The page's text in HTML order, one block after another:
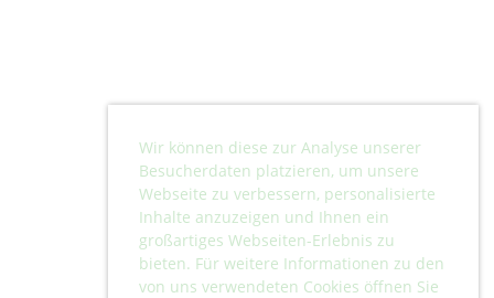
Wir können diese zur Analyse unserer
Besucherdaten platzieren, um unsere
Webseite zu verbessern, personalisierte
Inhalte anzuzeigen und Ihnen ein
großartiges Webseiten-Erlebnis zu
bieten. Für weitere Informationen zu den
von uns verwendeten Cookies öffnen Sie